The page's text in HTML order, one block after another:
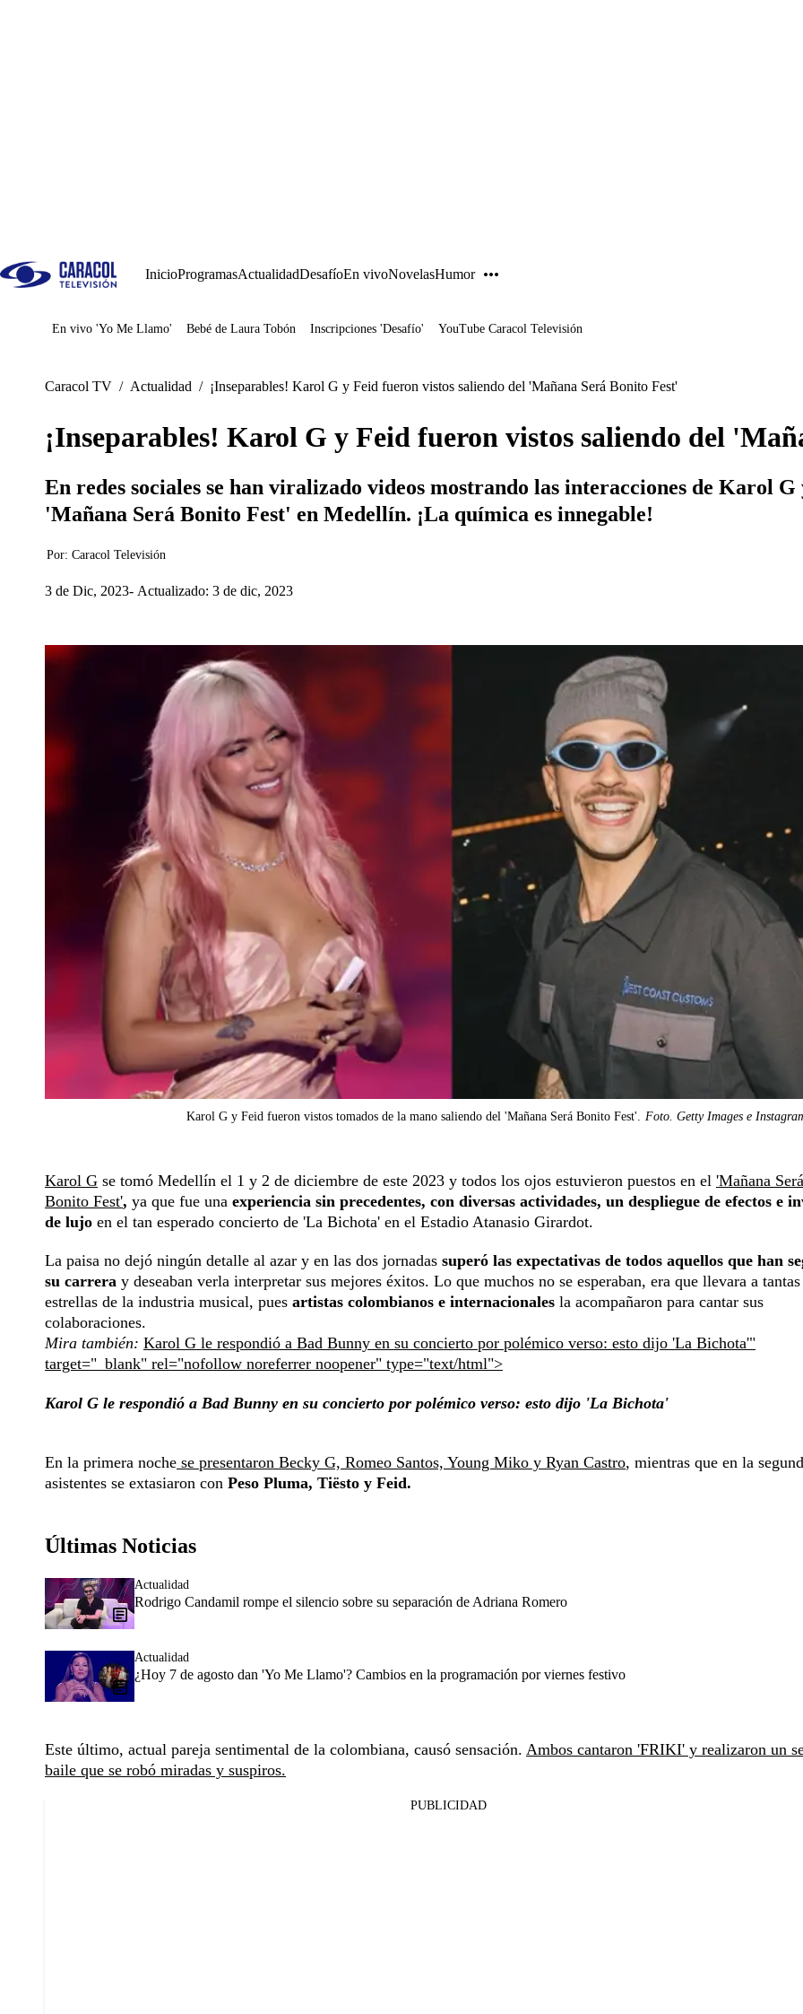
InicioProgramasActualidadDesafíoEn vivoNovelasHumor
Juegos
En vivo 'Yo Me Llamo' Bebé de Laura Tobón Inscripciones 'Desafío' YouTube Caracol Televisión
Caracol TV / Actualidad / ¡Inseparables! Karol G y Feid fueron vistos saliendo del 'Mañana Será Bonito Fest'
¡Inseparables! Karol G y Feid fueron vistos saliendo del
En redes sociales se han viralizado videos mostrando las interacciones de Karol
'Mañana Será Bonito Fest' en Medellín. ¡La química es innegable!
Por: Caracol Televisión
3 de Dic, 2023 Actualizado: 3 de dic, 2023
Karol G y Feid fueron vistos tomados de la mano saliendo del 'Mañana Será Bonito Fest'. Foto. Getty Images e
Karol G se tomó Medellín el 1 y 2 de diciembre de este 2023 y todos los ojos estuvieron puestos en el 'Mañana Será
Bonito Fest', ya que fue una experiencia sin precedentes, con diversas actividades, un despliegue de efectos e
de lujo en el tan esperado concierto de 'La Bichota' en el Estadio Atanasio Girardot.
La paisa no dejó ningún detalle al azar y en las dos jornadas superó las expectativas de todos aquellos que han
su carrera y deseaban verla interpretar sus mejores éxitos. Lo que muchos no se esperaban, era que llevara a tantas
estrellas de la industria musical, pues artistas colombianos e internacionales la acompañaron para cantar sus
colaboraciones.
Mira también: Karol G le respondió a Bad Bunny en su concierto por polémico verso: esto dijo 'La Bichota'"
target="_blank" rel="nofollow noreferrer noopener" type="text/html">
Karol G le respondió a Bad Bunny en su concierto por polémico verso: esto dijo 'La Bichota'
En la primera noche se presentaron Becky G, Romeo Santos, Young Miko y Ryan Castro, mientras que en la
asistentes se extasiaron con Peso Pluma, Tiësto y Feid.
Últimas Noticias
Actualidad
Rodrigo Candamil rompe el silencio sobre su separación de Adriana Romero
Actualidad
¿Hoy 7 de agosto dan 'Yo Me Llamo'? Cambios en la programación por viernes festivo
Este último, actual pareja sentimental de la colombiana, causó sensación. Ambos cantaron 'FRIKI' y realizaron un
baile que se robó miradas y suspiros.
PUBLICIDAD